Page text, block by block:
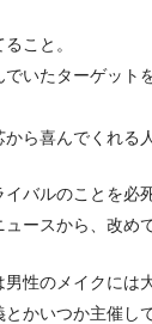
こと。
でいたターゲット
ら喜んでくれる
イバルのことを必
ースから、改め
性のメイクには
かいつか主催し